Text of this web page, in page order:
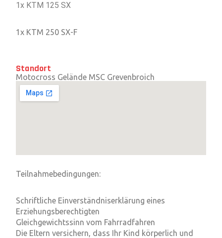
1x KTM 125 SX
1x KTM 250 SX-F
Standort
Motocross Gelände MSC Grevenbroich
Teilnahmebedingungen:
Schriftliche Einverständniserklärung eines
Erziehungsberechtigten
Gleichgewichtssinn vom Fahrradfahren
Die Eltern versichern, dass Ihr Kind körperlich und